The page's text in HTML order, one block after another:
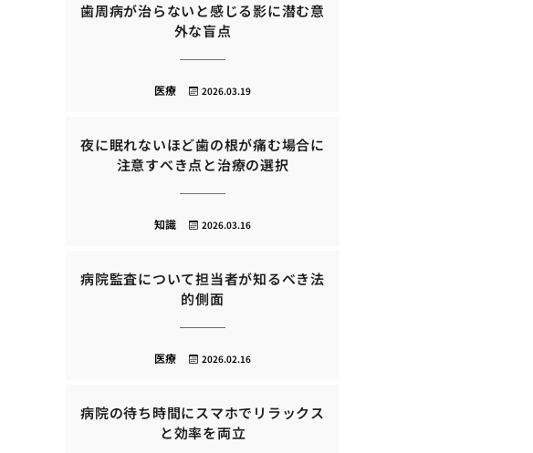
歯周病が治らないと感じる影に潜む意
外な盲点
2026.03.19
医療
夜に眠れないほど歯の根が痛む場合に
注意すべき点と治療の選択
2026.03.16
知識
病院監査について担当者が知るべき法
的側面
2026.02.16
医療
病院の待ち時間にスマホでリラックス
と効率を両立